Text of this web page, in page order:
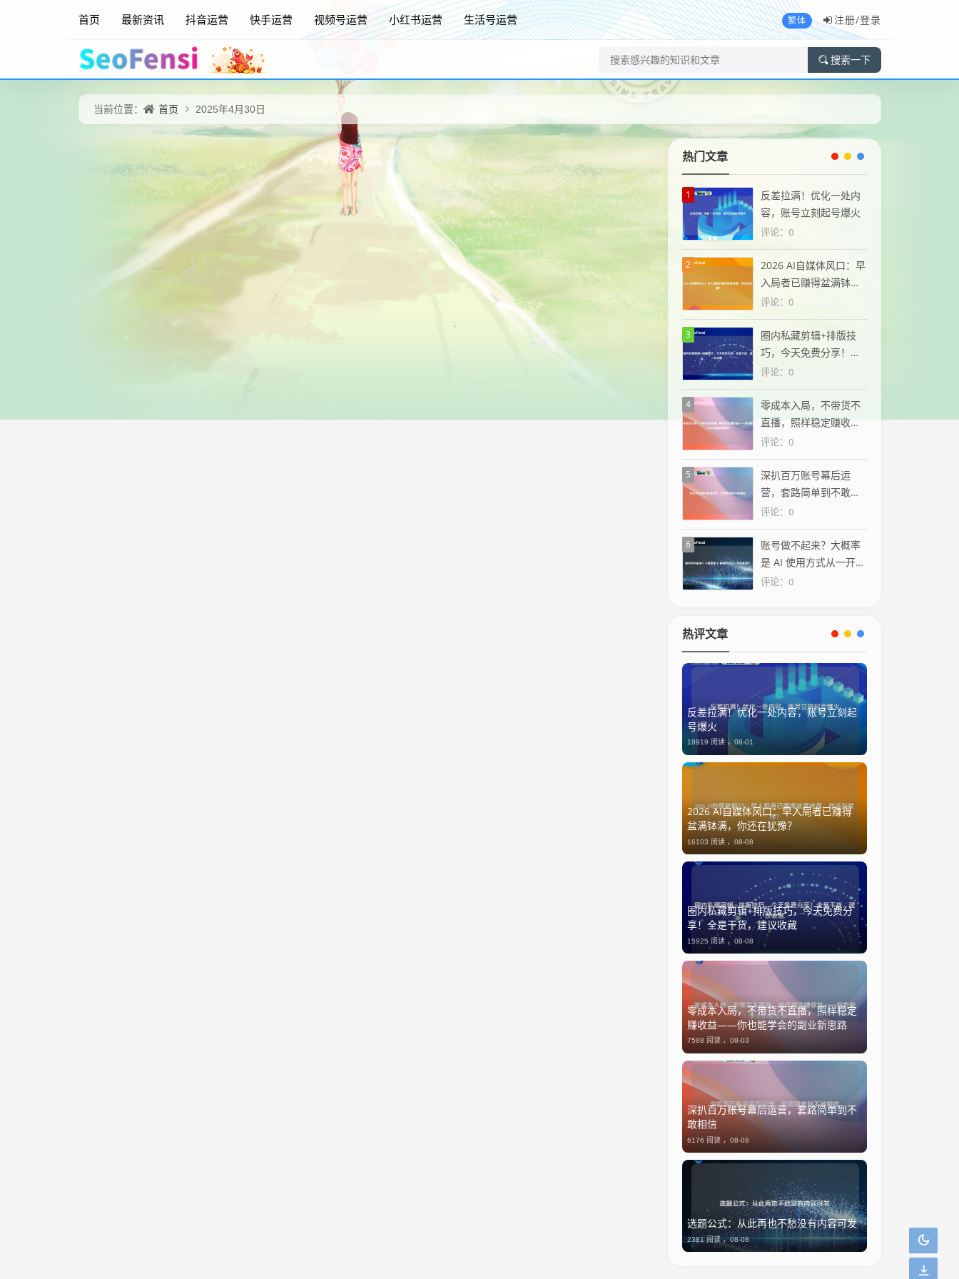
首页 最新资讯 抖音运营 快手运营 视频号运营 小红书运营 生活号运营 繁体 注册/登录
搜索一下
当前位置： 首页 2025年4月30日
热门文章
1
反差拉满！优化一处内
容，账号立刻起号爆火
评论：0
2
2026 AI自媒体风口：早
入局者已赚得盆满钵
满，你还在犹豫？
评论：0
3
圈内私藏剪辑+排版技
巧，今天免费分享！全
是干货，建议收藏
评论：0
4
零成本入局，不带货不
直播，照样稳定赚收益
——你也能学会的副业
新思路
评论：0
5
深扒百万账号幕后运
营，套路简单到不敢相
信
评论：0
6
账号做不起来？大概率
是 AI 使用方式从一开始
就错了
评论：0
热评文章
反差拉满！优化一处内容，账号立刻起
号爆火
18919 阅读 ，08-01
2026 AI自媒体风口：早入局者已赚得
盆满钵满，你还在犹豫？
16103 阅读 ，08-08
圈内私藏剪辑+排版技巧，今天免费分
享！全是干货，建议收藏
15925 阅读 ，08-08
零成本入局，不带货不直播，照样稳定
赚收益——你也能学会的副业新思路
7588 阅读 ，08-03
深扒百万账号幕后运营，套路简单到不
敢相信
6176 阅读 ，08-08
选题公式：从此再也不愁没有内容可发
2381 阅读 ，08-08